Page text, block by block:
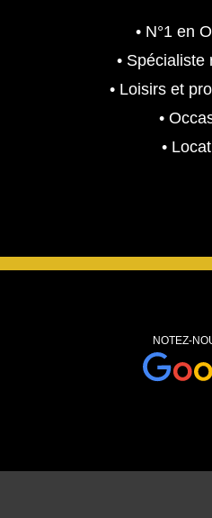
• N°1 en
• Spécialiste
• Loisirs et
•
•
NOTEZ-